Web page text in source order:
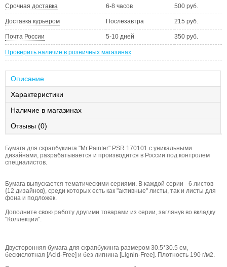
Срочная доставка 6-8 часов 500 руб.
Доставка курьером Послезавтра 215 руб.
Почта России 5-10 дней 350 руб.
Проверить наличие в розничных магазинах
Описание
Характеристики
Наличие в магазинах
Отзывы (0)
Бумага для скрапбукинга "Mr.Painter" PSR 170101 с уникальными
дизайнами, разрабатывается и производится в России под контролем
специалистов.
Бумага выпускается тематическими сериями. В каждой серии - 6 листов
{12 дизайнов}, среди которых есть как "активные" листы, так и листы для
фона и подложек.
Дополните свою работу другими товарами из серии, заглянув во вкладку
"Коллекции".
Двусторонняя бумага для скрапбукинга размером 30.5*30.5 см,
бескислотная [Acid-Free] и без лигнина [Lignin-Free]. Плотность 190 г/м2.